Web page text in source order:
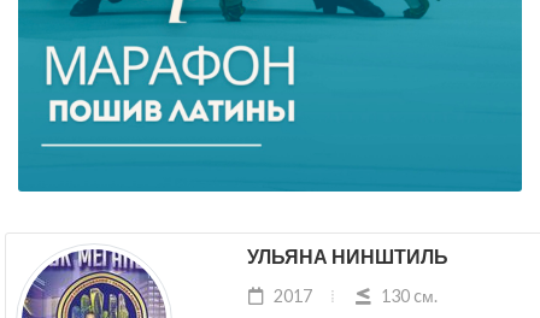
УЛЬЯНА НИНШТИЛЬ
2017
130 cм.